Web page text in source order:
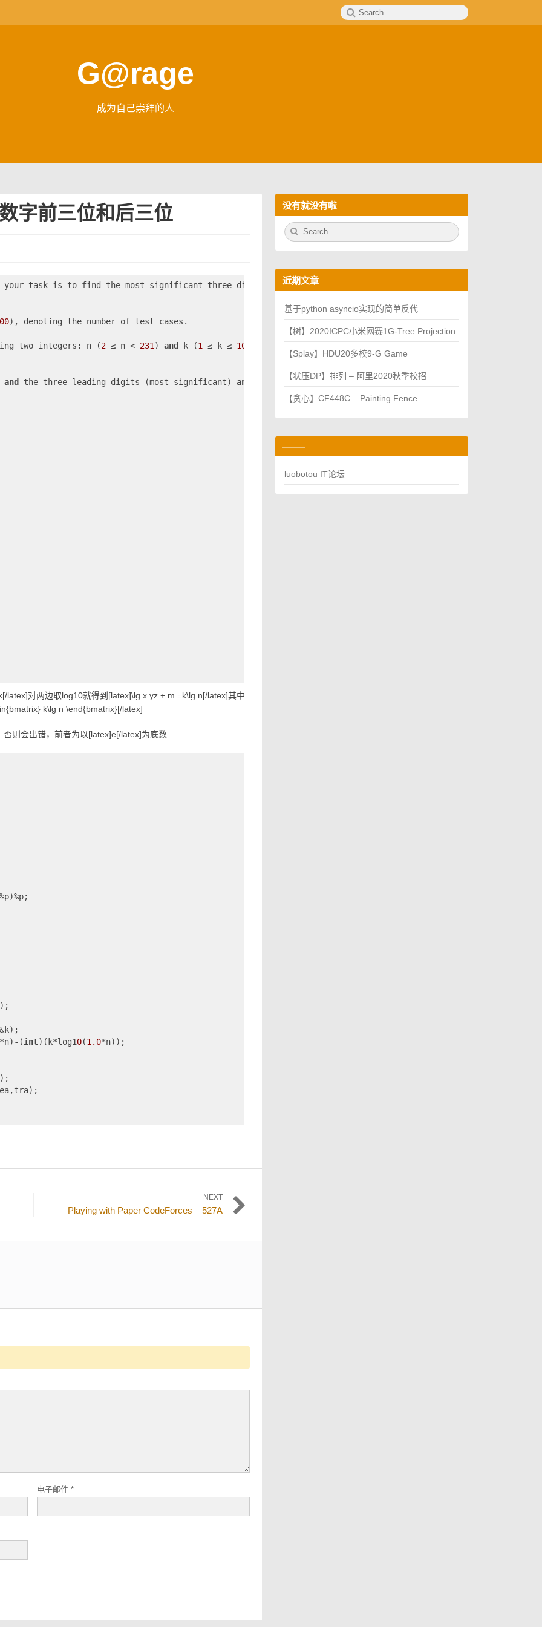
Search
for:
G@rage
成为自己崇拜的人
字前三位和后三位
task is to find the most significant three digits, and least significant three digits of nk.
), denoting the number of test cases.
two integers: n (2 ≤ n < 231 ) and k (1 ≤ k ≤ 107
and the three leading digits (most significant) and three trailing digits (least significant). You can
latex]对两边取log10就得到[latex]\lg x.yz + m =k\lg n[/latex]其中
k\lg n \end{bmatrix}[/latex]
则会出错，前者为以[latex]e[/latex]为底数
*n)-(int)(k*log10(1.0*n));
);
NEXT
Playing with Paper CodeForces – 527A
电子邮件 *
没有就没有啦
S
e
h
f
r:
近期文章
基于python asyncio实现的简单反代
【树】2020ICPC小米网赛1G-Tree Projection
【Splay】HDU20多校9-G Game
【状压DP】排列 – 阿里2020秋季校招
【贪心】CF448C – Painting Fence
——–
luobotou IT论坛